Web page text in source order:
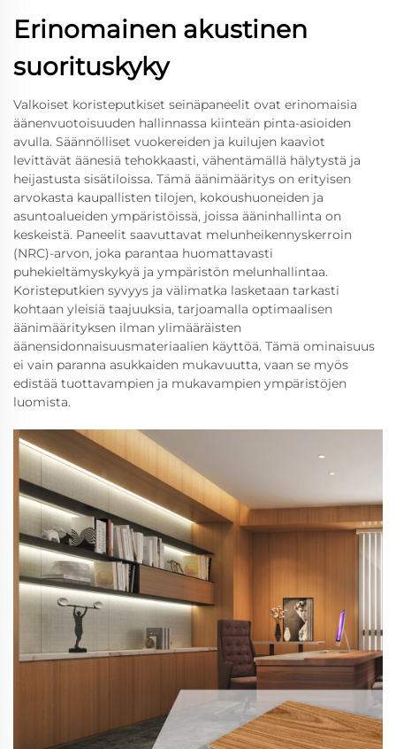
Erinomainen akustinen
suorituskyky
Valkoiset koristeputkiset seinäpaneelit ovat erinomaisia
äänenvuotoisuuden hallinnassa kiinteän pinta-asioiden
avulla. Säännölliset vuokereiden ja kuilujen kaaviot
levittävät äänesiä tehokkaasti, vähentämällä hälytystä ja
heijastusta sisätiloissa. Tämä äänimääritys on erityisen
arvokasta kaupallisten tilojen, kokoushuoneiden ja
asuntoalueiden ympäristöissä, joissa ääninhallinta on
keskeistä. Paneelit saavuttavat melunheikennyskerroin
(NRC)-arvon, joka parantaa huomattavasti
puhekieltämyskykyä ja ympäristön melunhallintaa.
Koristeputkien syvyys ja välimatka lasketaan tarkasti
kohtaan yleisiä taajuuksia, tarjoamalla optimaalisen
äänimäärityksen ilman ylimääräisten
äänensidonnaisuusmateriaalien käyttöä. Tämä ominaisuus
ei vain paranna asukkaiden mukavuutta, vaan se myös
edistää tuottavampien ja mukavampien ympäristöjen
luomista.